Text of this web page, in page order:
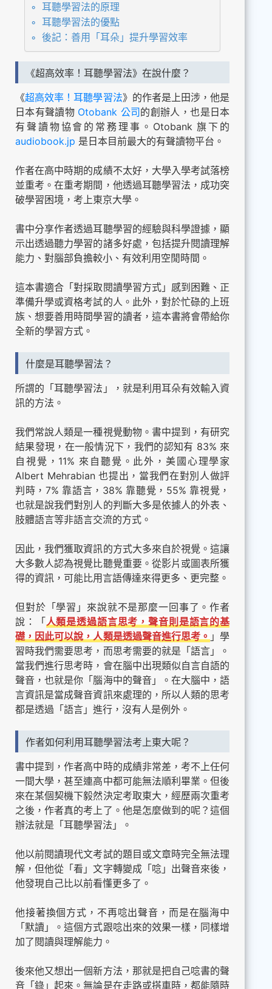
耳聽學習法的原理
耳聽學習法的優點
後記：善用「耳朵」提升學習效率
《超高效率！耳聽學習法》在說什麼？
《超高效率！耳聽學習法》的作者是上田涉，他是
日本有聲讀物 Otobank 公司 的創辦人，也是日本
有聲讀物協會的常務理事。Otobank 旗下的
audiobook.jp 是日本目前最大的有聲讀物平台。
作者在高中時期的成績不太好，大學入學考試落榜
並重考。在重考期間，他透過耳聽學習法，成功突
破學習困境，考上東京大學。
書中分享作者透過耳聽學習的經驗與科學證據，顯
示出透過聽力學習的諸多好處，包括提升閱讀理解
能力、對腦部負擔較小、有效利用空閒時間。
這本書適合「對採取閱讀學習方式」感到困難、正
準備升學或資格考試的人。此外，對於忙碌的上班
族、想要善用時間學習的讀者，這本書將會帶給你
全新的學習方式。
什麼是耳聽學習法？
所謂的「耳聽學習法」，就是利用耳朵有效輸入資
訊的方法。
我們常說人類是一種視覺動物。書中提到，有研究
結果發現，在一般情況下，我們的認知有 83% 來
自視覺，11% 來自聽覺。此外，美國心理學家
Albert Mehrabian 也提出，當我們在對別人做評
判時，7% 靠語言，38% 靠聽覺，55% 靠視覺，
也就是說我們對別人的判斷大多是依據人的外表、
肢體語言等非語言交流的方式。
因此，我們獲取資訊的方式大多來自於視覺。這讓
大多數人認為視覺比聽覺重要。從影片或圖表所獲
得的資訊，可能比用言語傳達來得更多、更完整。
但對於「學習」來說就不是那麼一回事了。作者
說：「 人類是透過語言思考，聲音則是語言的基
礎，因此可以說，人類是透過聲音進行思考。 」學
習時我們需要思考，而思考需要的就是「語言」。
當我們進行思考時，會在腦中出現類似自言自語的
聲音，也就是你「腦海中的聲音」。在大腦中，語
言資訊是當成聲音資訊來處理的，所以人類的思考
都是透過「語言」進行，沒有人是例外。
作者如何利用耳聽學習法考上東大呢？
書中提到，作者高中時的成績非常差，考不上任何
一間大學，甚至連高中都可能無法順利畢業。但後
來在某個契機下毅然決定考取東大，經歷兩次重考
之後，作者真的考上了。他是怎麼做到的呢？這個
辦法就是「耳聽學習法」。
他以前閱讀現代文考試的題目或文章時完全無法理
解，但他從「看」文字轉變成「唸」出聲音來後，
他發現自己比以前看懂更多了。
他接著換個方式，不再唸出聲音，而是在腦海中
「默讀」。這個方式跟唸出來的效果一樣，同樣增
加了閱讀與理解能力。
後來他又想出一個新方法，那就是把自己唸書的聲
音「錄」起來。無論是在走路或搭車時，都能隨時